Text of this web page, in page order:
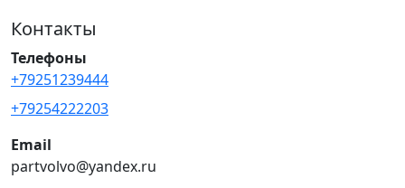
Контакты
Телефоны
+79251239444
+79254222203
Email
partvolvo@yandex.ru